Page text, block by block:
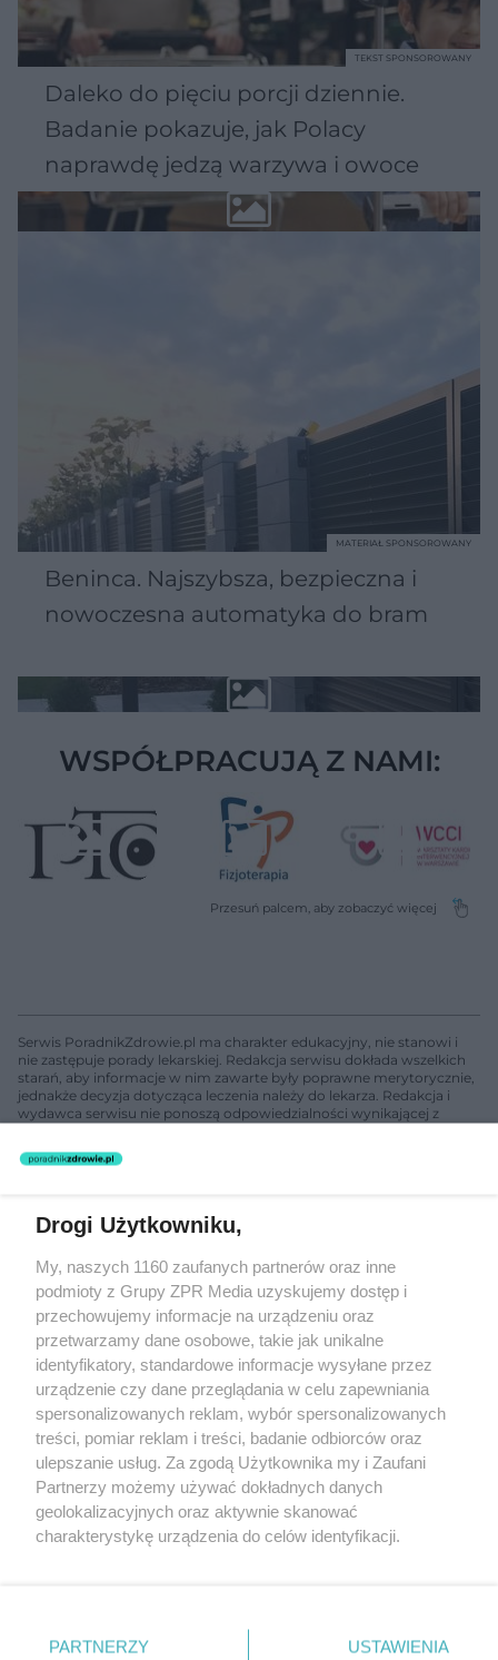
Daleko do pięciu porcji dziennie.
Badanie pokazuje, jak Polacy
naprawdę jedzą warzywa i owoce
TEKST SPONSOROWANY
Beninca. Najszybsza, bezpieczna i
nowoczesna automatyka do bram
MATERIAŁ SPONSOROWANY
WSPÓŁPRACUJĄ Z NAMI:
Serwis PoradnikZdrowie.pl ma charakter edukacyjny, nie stanowi i
nie zastępuje porady lekarskiej. Redakcja serwisu dokłada wszelkich
starań, aby informacje w nim zawarte były poprawne merytorycznie,
jednakże decyzja dotycząca leczenia należy do lekarza. Redakcja i
wydawca serwisu nie ponoszą odpowiedzialności wynikającej z
nie prowadzi działalności leczniczej polegającej na udzielaniu
świadczeń zdrowotnych w rozumieniu art. 3 ust 1 ustawy o
Żaden utwór zamieszczony w serwisie nie może być powielany i
rozpowszechniany lub dalej rozpowszechniany w jakikolwiek sposób
(w tym także elektroniczny lub mechaniczny) na jakimkolwiek polu
eksploatacji w jakiejkolwiek formie, włącznie z umieszczaniem w
Internecie bez pisemnej zgody właściciela praw. Jakiekolwiek użycie
lub wykorzystanie utworów w całości lub w części z naruszeniem
prawa, tzn. bez właściwej zgody, jest zabronione pod groźbą kary i
może być ścigane prawnie.
O nas
Nasze serwisy
Drogi Użytkowniku,
My, naszych 1160 zaufanych partnerów oraz inne
podmioty z Grupy ZPR Media uzyskujemy dostęp i
przechowujemy informacje na urządzeniu oraz
przetwarzamy dane osobowe, takie jak unikalne
identyfikatory, standardowe informacje wysyłane przez
urządzenie czy dane przeglądania w celu zapewniania
spersonalizowanych reklam, wybór spersonalizowanych
treści, pomiar reklam i treści, badanie odbiorców oraz
ulepszanie usług. Za zgodą Użytkownika my i Zaufani
Partnerzy możemy używać dokładnych danych
geolokalizacyjnych oraz aktywnie skanować
charakterystykę urządzenia do celów identyfikacji.
zmienić/wycofać klikając przycisk ustawień prywatności
PARTNERZY USTAWIENIA